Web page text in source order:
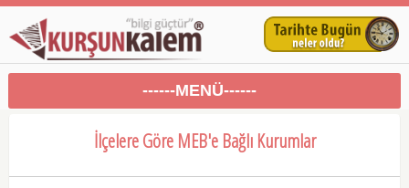
------MENÜ------
İlçelere Göre MEB'e Bağlı Kurumlar